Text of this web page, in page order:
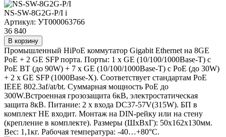
NS-SW-8G2G-P/I i
Артикул: УТ000063766
36 840
В корзину
Промышленный HiPoE коммутатор Gigabit Ethernet на 8GE
PoE + 2 GE SFP порта. Порты: 1 x GE (10/100/1000Base-T) с
PoE BT (до 90W) + 7 x GE (10/100/1000Base-T) с PoE (до 30W)
+ 2 x GE SFP (1000Base-X). Соответствует стандартам PoE
IEEE 802.3af/at/bt. Суммарная мощность PoE до
300W.Встроенная грозозащита 6кВ, электростатическая
защита 8кВ. Питание: 2 x входа DC37-57V(315W). БП в
комплект НЕ входит. Монтаж на DIN-рейку или на стену
(крепление в комплекте). Размеры (ШхВхГ): 50х162х130мм.
Вес: 1,1кг. Рабочая температура: -40…+80°С.